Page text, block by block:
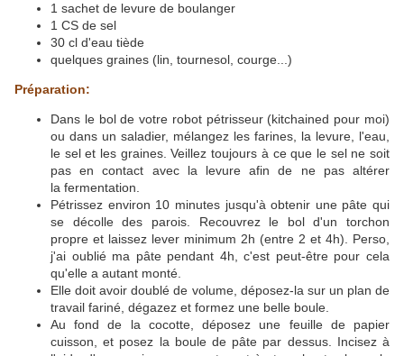
1 sachet de levure de boulanger
1 CS de sel
30 cl d'eau tiède
quelques graines (lin, tournesol, courge...)
Préparation:
Dans le bol de votre robot pétrisseur (kitchained pour moi)
ou dans un saladier, mélangez les farines, la levure, l'eau,
le sel et les graines. Veillez toujours à ce que le sel ne soit
pas en contact avec la levure afin de ne pas altérer
la fermentation.
Pétrissez environ 10 minutes jusqu'à obtenir une pâte qui
se décolle des parois. Recouvrez le bol d'un torchon
propre et laissez lever minimum 2h (entre 2 et 4h). Perso,
j'ai oublié ma pâte pendant 4h, c'est peut-être pour cela
qu'elle a autant monté.
Elle doit avoir doublé de volume, déposez-la sur un plan de
travail fariné, dégazez et formez une belle boule.
Au fond de la cocotte, déposez une feuille de papier
cuisson, et posez la boule de pâte par dessus. Incisez à